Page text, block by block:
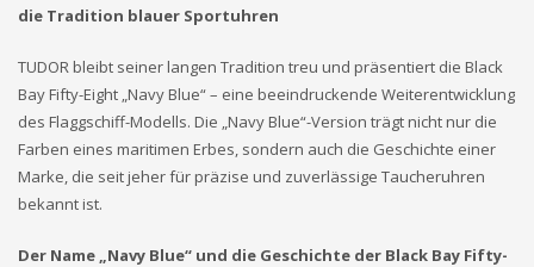
die Tradition blauer Sportuhren
TUDOR bleibt seiner langen Tradition treu und präsentiert die Black
Bay Fifty-Eight „Navy Blue“ – eine beeindruckende Weiterentwicklung
des Flaggschiff-Modells. Die „Navy Blue“-Version trägt nicht nur die
Farben eines maritimen Erbes, sondern auch die Geschichte einer
Marke, die seit jeher für präzise und zuverlässige Taucheruhren
bekannt ist.
Der Name „Navy Blue“ und die Geschichte der Black Bay Fifty-